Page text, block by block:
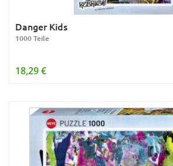
Danger Kids
1000 Teile
18,29 €